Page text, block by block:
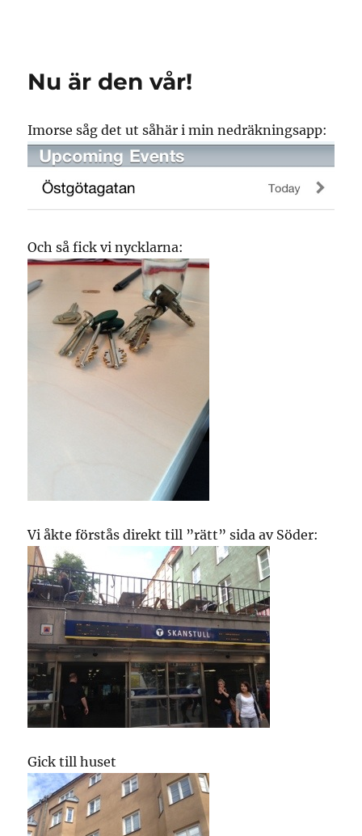
Nu är den vår!
Imorse såg det ut såhär i min nedräkningsapp:
Och så fick vi nycklarna:
Vi åkte förstås direkt till ”rätt” sida av Söder:
Gick till huset